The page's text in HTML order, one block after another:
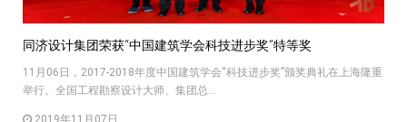
同济设计集团荣获“中国建筑学会科技进步奖”特等奖
11月06日，2017-2018年度中国建筑学会“科技进步奖”颁奖典礼在上海隆重
举行。全国工程勘察设计大师、集团总...